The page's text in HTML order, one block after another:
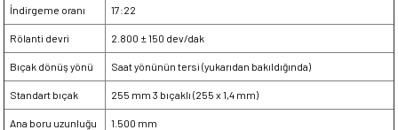
İndirgeme oranı 17:22
Rölanti devri 2.800 ± 150 dev/dak
Bıçak dönüş yönü Saat yönünün tersi (yukarıdan bakıldığında)
Standart bıçak 255 mm 3 bıçaklı (255 x 1,4 mm)
Ana boru uzunluğu 1.500 mm